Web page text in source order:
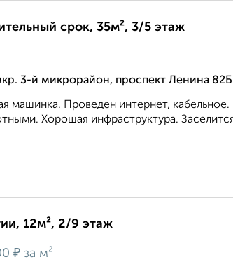
срок, 35м², 3/5 этаж
3-й микрорайон, проспект Ленина 82Б
машинка. Проведен интернет,
Хорошая инфраструктура.
12м², 2/9 этаж
₽ за м²